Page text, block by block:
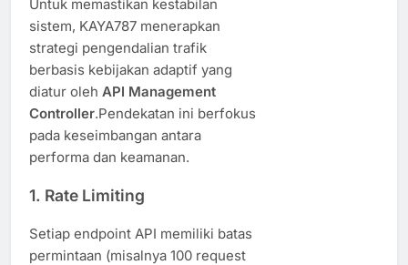
Untuk memastikan kestabilan
sistem, KAYA787 menerapkan
strategi pengendalian trafik
berbasis kebijakan adaptif yang
diatur oleh API Management
Controller.Pendekatan ini berfokus
pada keseimbangan antara
performa dan keamanan.
1. Rate Limiting
Setiap endpoint API memiliki batas
permintaan (misalnya 100 request